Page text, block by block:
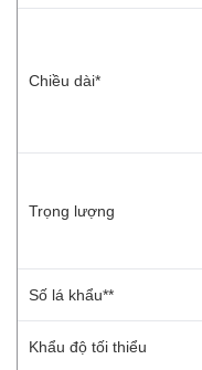
Chiều dài*
Trọng lượng
Số lá khẩu**
Khẩu độ tối thiểu